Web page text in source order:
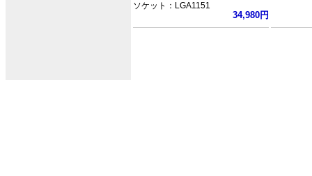
ソケット：LGA1151
L3キャッシュ：8MB
34,980円